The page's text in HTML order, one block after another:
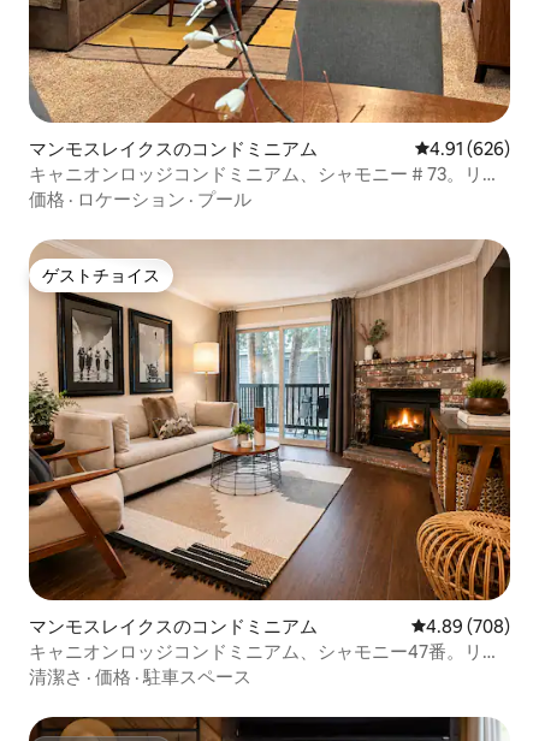
マンモスレイクスのコンドミニアム レビュー626
4.91 (626)
キャニオンロッジコンドミニアム、シャモニー # 73。リフ
トまで徒歩
価格 · ロケーション · プール
ゲストチョイス
ゲストチョイス
マンモスレイクスのコンドミニアム レビュー708
4.89 (708)
キャニオンロッジコンドミニアム、シャモニー47番。リフ
トまで徒歩
清潔さ · 価格 ·駐車スペース